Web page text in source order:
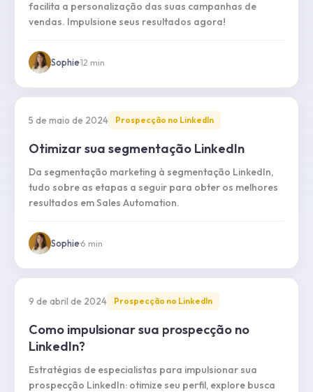
facilita a personalização das suas campanhas de
vendas. Impulsione seus resultados agora!
Sophie·12 min
5 de maio de 2024 Prospecção no LinkedIn
Otimizar sua segmentação LinkedIn
Da segmentação marketing à segmentação LinkedIn,
tudo sobre as etapas a seguir para obter os melhores
resultados em Sales Automation.
Sophie·6 min
9 de abril de 2024 Prospecção no LinkedIn
Como impulsionar sua prospecção no
LinkedIn?
Estratégias de especialistas para impulsionar sua
prospecção LinkedIn: otimize seu perfil, explore busca